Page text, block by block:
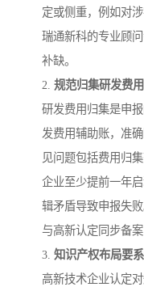
定或侧重，例如对
瑞通新科的专业顾
补缺。
2. 规范归集研发费用
研发费用归集是申
发费用辅助账，准
见问题包括费用归
企业至少提前一年
辑矛盾导致申报失
与高新认定同步备案
3. 知识产权布局要
高新技术企业认定